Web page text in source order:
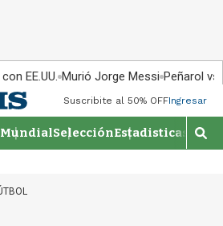
EE.UU. Murió Jorge Messi Peñarol
Suscribite al 50% OFFIngresar
MundialSelecciónEstadisticas
M
o